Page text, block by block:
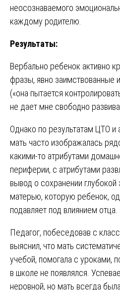
неосознаваемого
каждому родителю.
Результаты:
Вербально ребенок активно
фразы, явно заимствованные
(«она пытается
не дает мне свободно
Однако по результатам ЦТО и
мать часто изображалась
какими-то атрибутами
периферии, с атрибутами
вывод о сохранении
матерью, которую ребенок,
подавляет под влиянием отца.
Педагог, побеседовав с
выяснил, что мать
учебой, помогала с уроками,
в школе не появлялся.
неровной, но мать всегда